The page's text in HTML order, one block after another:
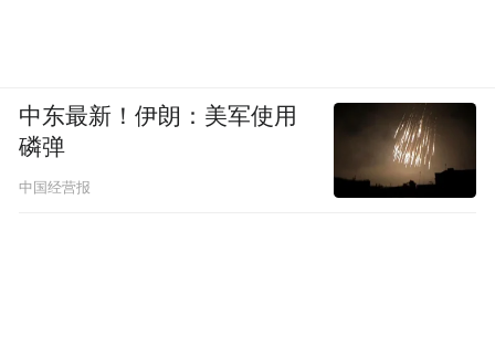
中东最新！伊朗：美军使用
磷弹
中国经营报